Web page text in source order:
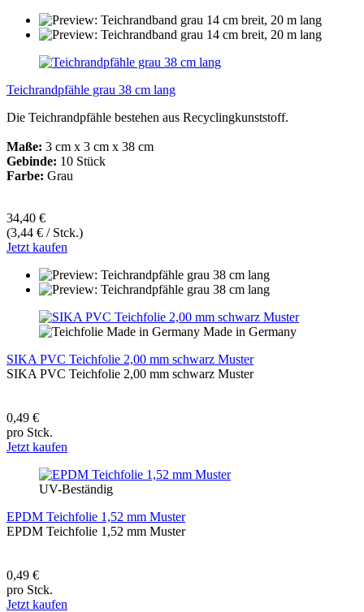
Teichrandpfähle grau 38 cm lang
Die Teichrandpfähle bestehen aus Recyclingkunststoff.
Maße: 3 cm x 3 cm x 38 cm
Gebinde: 10 Stück
Farbe: Grau
34,40 €
(3,44 € / Stck.)
Jetzt kaufen
Made in Germany
SIKA PVC Teichfolie 2,00 mm schwarz Muster
SIKA PVC Teichfolie 2,00 mm schwarz Muster
0,49 €
pro Stck.
Jetzt kaufen
UV-Beständig
EPDM Teichfolie 1,52 mm Muster
EPDM Teichfolie 1,52 mm Muster
0,49 €
pro Stck.
Jetzt kaufen